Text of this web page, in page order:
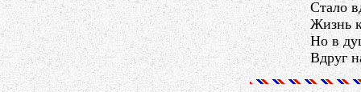
Стало
Жизнь
Но в
Вдруг